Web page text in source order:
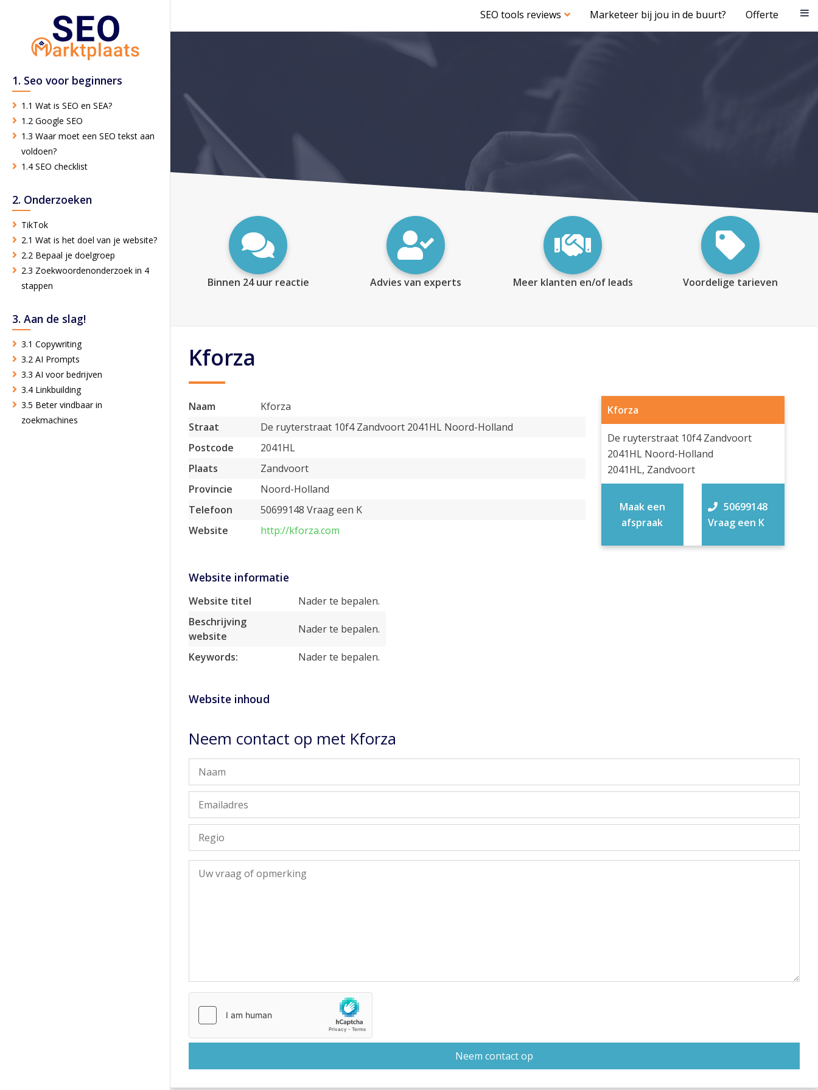
SEO tools reviews Marketeer bij jou in de buurt? Offerte
1. Seo voor beginners
1.1 Wat is SEO en SEA?
1.2 Google SEO
1.3 Waar moet een SEO tekst aan
voldoen?
1.4 SEO checklist
2. Onderzoeken
TikTok
2.1 Wat is het doel van je website?
2.2 Bepaal je doelgroep
2.3 Zoekwoordenonderzoek in 4
stappen
3. Aan de slag!
3.1 Copywriting
3.2 AI Prompts
3.3 AI voor bedrijven
3.4 Linkbuilding
3.5 Beter vindbaar in
zoekmachines
Binnen 24 uur reactie Advies van experts Meer klanten en/of leads Voordelige tarieven
Kforza
Naam
Kforza
Straat
De ruyterstraat 10f4 Zandvoort 2041HL Noord-Holland
Postcode
2041HL
Plaats
Zandvoort
Provincie
Noord-Holland
Telefoon
50699148 Vraag een K
Website
http://kforza.com
Kforza
De ruyterstraat 10f4 Zandvoort
2041HL Noord-Holland
2041HL, Zandvoort
50699148
Vraag een K
Maak een
afspraak
Website informatie
Website titel
Nader te bepalen.
Beschrijving
website
Nader te bepalen.
Keywords: Nader te bepalen.
Website inhoud
Neem contact op met Kforza